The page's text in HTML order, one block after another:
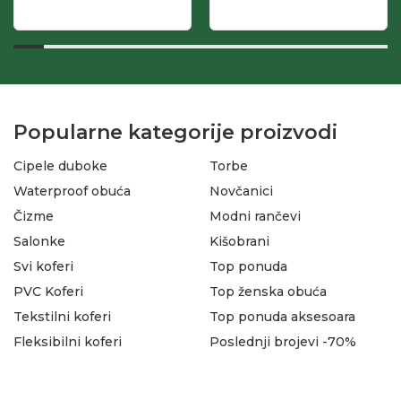
Popularne kategorije proizvodi
Cipele duboke
Waterproof obuća
Čizme
Salonke
Torbe
Novčanici
Modni rančevi
Kišobrani
Svi koferi
PVC Koferi
Tekstilni koferi
Fleksibilni koferi
Top ponuda
Top ženska obuća
Top ponuda aksesoara
Poslednji brojevi -70%